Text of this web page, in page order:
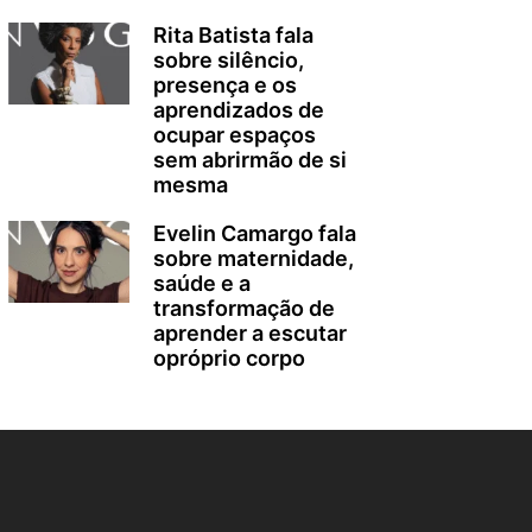
Rita Batista fala
sobre silêncio,
presença e os
aprendizados de
ocupar espaços
sem abrirmão de si
mesma
Evelin Camargo fala
sobre maternidade,
saúde e a
transformação de
aprender a escutar
opróprio corpo